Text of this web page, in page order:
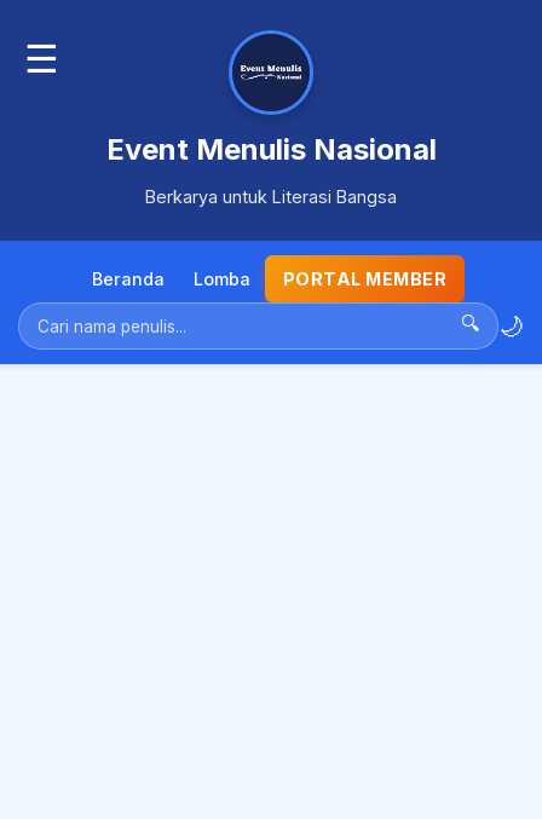
☰
Event Menulis Nasional
Berkarya untuk Literasi Bangsa
Beranda Lomba PORTAL MEMBER
🔍 🌙